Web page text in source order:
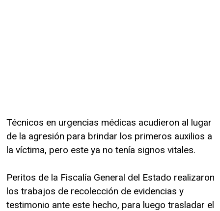
Técnicos en urgencias médicas acudieron al lugar
de la agresión para brindar los primeros auxilios a
la víctima, pero este ya no tenía signos vitales.
Peritos de la Fiscalía General del Estado realizaron
los trabajos de recolección de evidencias y
testimonio ante este hecho, para luego trasladar el